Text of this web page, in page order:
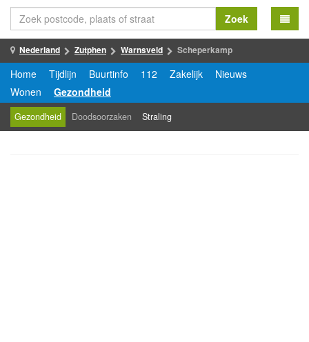
Zoek
Nederland Zutphen Warnsveld Scheperkamp
Home Tijdlijn Buurtinfo 112 Zakelijk
Nieuws
Wonen
Gezondheid
Gezondheid Doodsoorzaken Straling